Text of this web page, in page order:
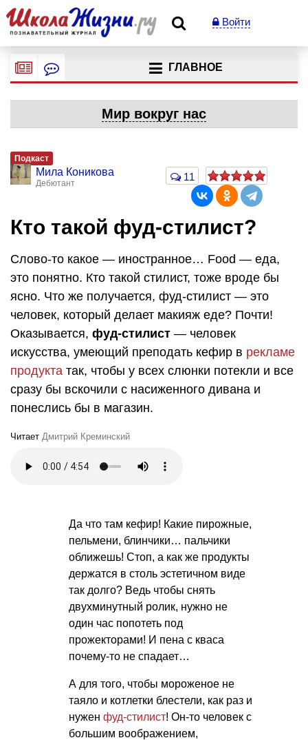
Войти
ГЛАВНОЕ
Мир вокруг нас
Подкаст
Мила Коникова
Дебютант
11
Кто такой фуд-стилист?
Слово-то какое — иностранное… Food — еда,
это понятно. Кто такой стилист, тоже вроде бы
ясно. Что же получается, фуд-стилист — это
человек, который делает макияж еде? Почти!
Оказывается, фуд-стилист — человек
искусства, умеющий преподать кефир в рекламе
продукта так, чтобы у всех слюнки потекли и все
сразу бы вскочили с насиженного дивана и
понеслись бы в магазин.
Читает Дмитрий Креминский
Да что там кефир! Какие пирожные,
пельмени, блинчики… пальчики
оближешь! Стоп, а как же продукты
держатся в столь эстетичном виде
так долго? Ведь чтобы снять
двухминутный ролик, нужно не
один час попотеть под
прожекторами! И пена с кваса
почему-то не спадает…
А для того, чтобы мороженое не
таяло и котлетки блестели, как раз и
нужен фуд-стилист! Он-то человек с
большим воображением,